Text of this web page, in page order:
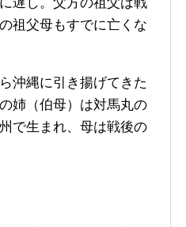
遅し。父方の祖父は戦
祖父母もすでに亡くな
沖縄に引き揚げてきた
姉（伯母）は対馬丸の
で生まれ、母は戦後の